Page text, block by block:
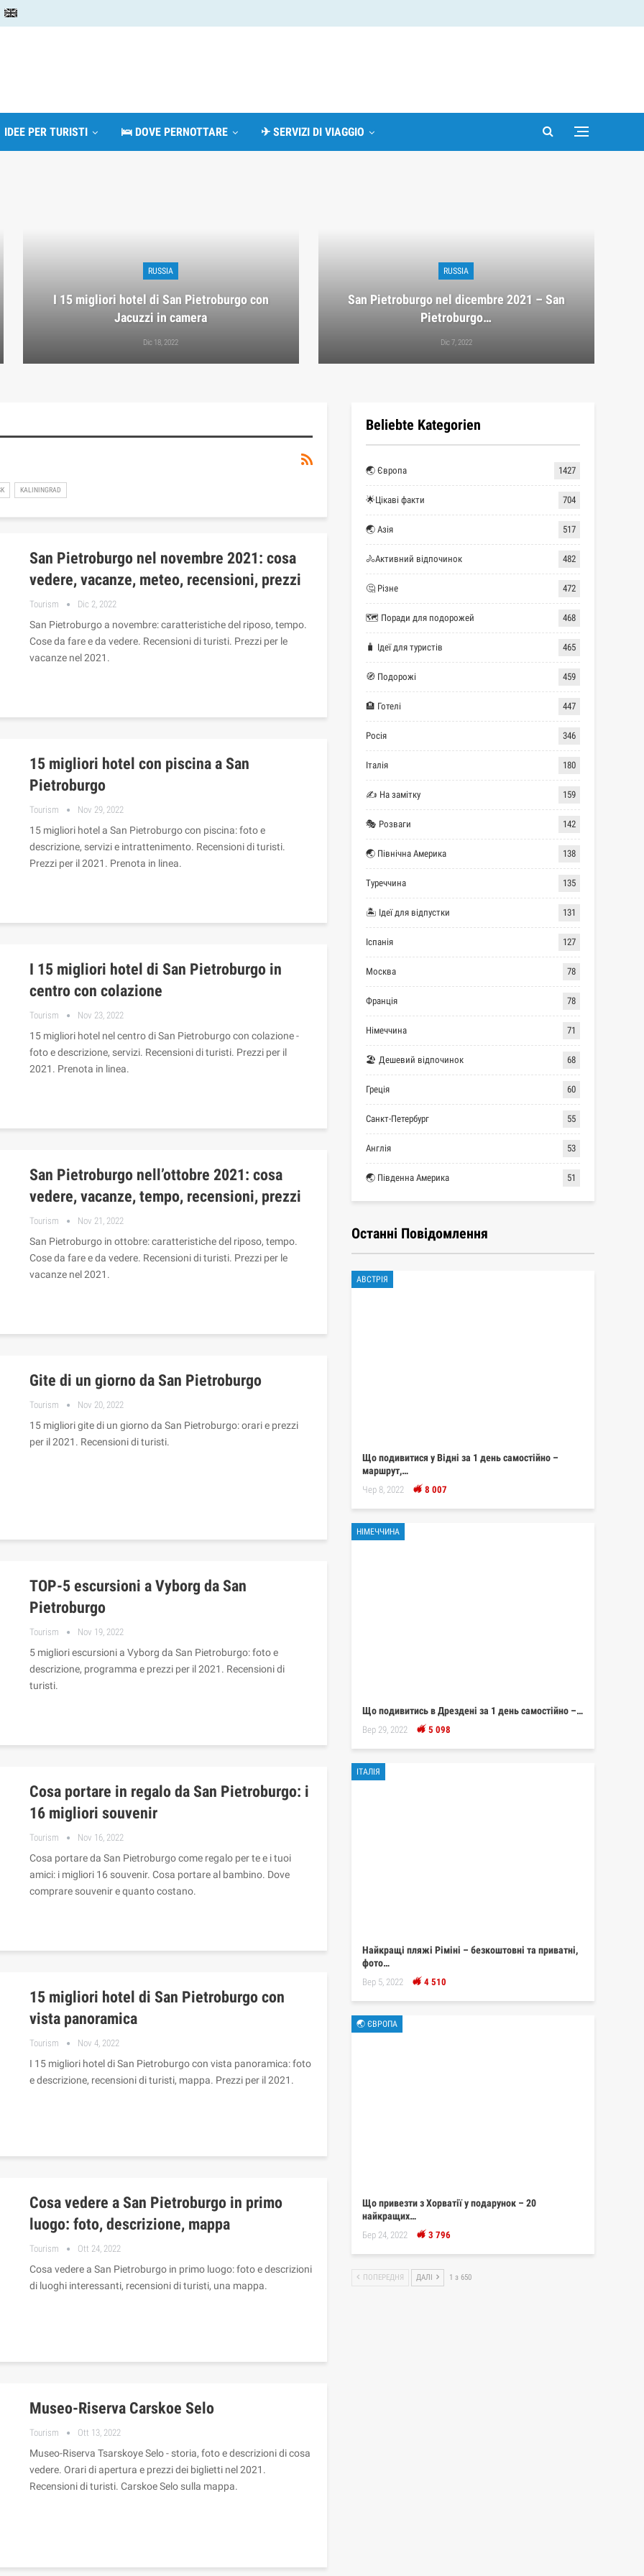
IDEE PER TURISTI 🛌 DOVE PERNOTTARE ✈ SERVIZI DI VIAGGIO
RUSSIA
I 15 migliori hotel di San Pietroburgo con
Jacuzzi in camera
Dic 18, 2022
RUSSIA
San Pietroburgo nel dicembre 2021 – San
Pietroburgo…
Dic 7, 2022
KALININGRAD
San Pietroburgo nel novembre 2021: cosa
vedere, vacanze, meteo, recensioni, prezzi
Tourism Dic 2, 2022
San Pietroburgo a novembre: caratteristiche del riposo, tempo.
Cose da fare e da vedere. Recensioni di turisti. Prezzi per le
vacanze nel 2021.
15 migliori hotel con piscina a San
Pietroburgo
Tourism Nov 29, 2022
15 migliori hotel a San Pietroburgo con piscina: foto e
descrizione, servizi e intrattenimento. Recensioni di turisti.
Prezzi per il 2021. Prenota in linea.
I 15 migliori hotel di San Pietroburgo in
centro con colazione
Tourism Nov 23, 2022
15 migliori hotel nel centro di San Pietroburgo con colazione -
foto e descrizione, servizi. Recensioni di turisti. Prezzi per il
2021. Prenota in linea.
San Pietroburgo nell’ottobre 2021: cosa
vedere, vacanze, tempo, recensioni, prezzi
Tourism Nov 21, 2022
San Pietroburgo in ottobre: ​​caratteristiche del riposo, tempo.
Cose da fare e da vedere. Recensioni di turisti. Prezzi per le
vacanze nel 2021.
Gite di un giorno da San Pietroburgo
Tourism Nov 20, 2022
15 migliori gite di un giorno da San Pietroburgo: orari e prezzi
per il 2021. Recensioni di turisti.
TOP-5 escursioni a Vyborg da San
Pietroburgo
Tourism Nov 19, 2022
5 migliori escursioni a Vyborg da San Pietroburgo: foto e
descrizione, programma e prezzi per il 2021. Recensioni di
turisti.
Cosa portare in regalo da San Pietroburgo: i
16 migliori souvenir
Tourism Nov 16, 2022
Cosa portare da San Pietroburgo come regalo per te e i tuoi
amici: i migliori 16 souvenir. Cosa portare al bambino. Dove
comprare souvenir e quanto costano.
15 migliori hotel di San Pietroburgo con
vista panoramica
Tourism Nov 4, 2022
I 15 migliori hotel di San Pietroburgo con vista panoramica: foto
e descrizione, recensioni di turisti, mappa. Prezzi per il 2021.
Cosa vedere a San Pietroburgo in primo
luogo: foto, descrizione, mappa
Tourism Ott 24, 2022
Cosa vedere a San Pietroburgo in primo luogo: foto e descrizioni
di luoghi interessanti, recensioni di turisti, una mappa.
Museo-Riserva Carskoe Selo
Tourism Ott 13, 2022
Museo-Riserva Tsarskoye Selo - storia, foto e descrizioni di cosa
vedere. Orari di apertura e prezzi dei biglietti nel 2021.
Recensioni di turisti. Carskoe Selo sulla mappa.
Beliebte Kategorien
🌏 Європа 1427
🌟Цікаві факти 704
🌏 Азія 517
🚴Активний відпочинок 482
🤔 Різне 472
🗺 Поради для подорожей 468
🧳 Ідеї для туристів 465
🧭 Подорожі 459
🏨 Готелі 447
Росія 346
Італія 180
✍ На замітку 159
🎭 Розваги 142
🌏 Північна Америка 138
Туреччина 135
🏝 Ідеї для відпустки 131
Іспанія 127
Москва 78
Франція 78
Німеччина 71
🏖 Дешевий відпочинок 68
Греція 60
Санкт-Петербург 55
Англія 53
🌏 Південна Америка 51
Останні Повідомлення
АВСТРІЯ
Що подивитися у Відні за 1 день самостійно –
маршрут,…
Чер 8, 2022 8 007
НІМЕЧЧИНА
Що подивитись в Дрездені за 1 день самостійно –…
Вер 29, 2022 5 098
ІТАЛІЯ
Найкращі пляжі Ріміні – безкоштовні та приватні,
фото…
Вер 5, 2022 4 510
🌏 ЄВРОПА
Що привезти з Хорватії у подарунок – 20
найкращих…
Бер 24, 2022 3 796
ПОПЕРЕДНЯ ДАЛІ 1 з 650